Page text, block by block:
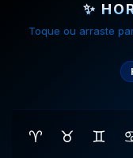
✨
Toque ou arraste
♈ ♉ ♊